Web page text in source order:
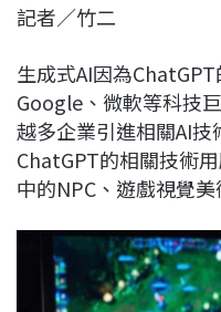
c
b
o
o
k
n
a
d
s
e
d
I
n
記者／竹二
生成式AI因為
Google、微軟等科技
越多企業引進相關AI
ChatGPT的相關技術
中的NPC、遊戲視覺美